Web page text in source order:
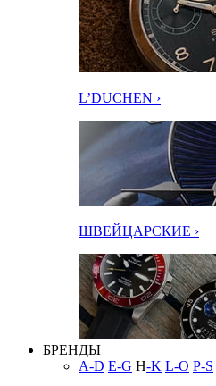
L’DUCHEN ›
ШВЕЙЦАРСКИЕ ›
БРЕНДЫ
A-D E-G H-K L-O P-S